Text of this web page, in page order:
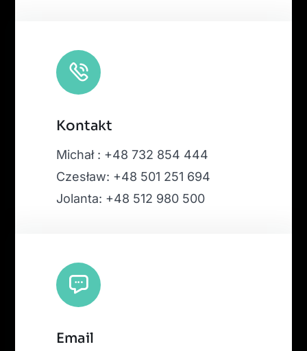
Kontakt
Michał : +48 732 854 444
Czesław: +48 501 251 694
Jolanta: +48 512 980 500
Email